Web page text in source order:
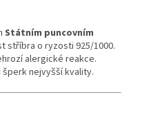
Státním puncovním
stříbra o ryzosti 925/1000.
alergické reakce.
nejvyšší kvality.